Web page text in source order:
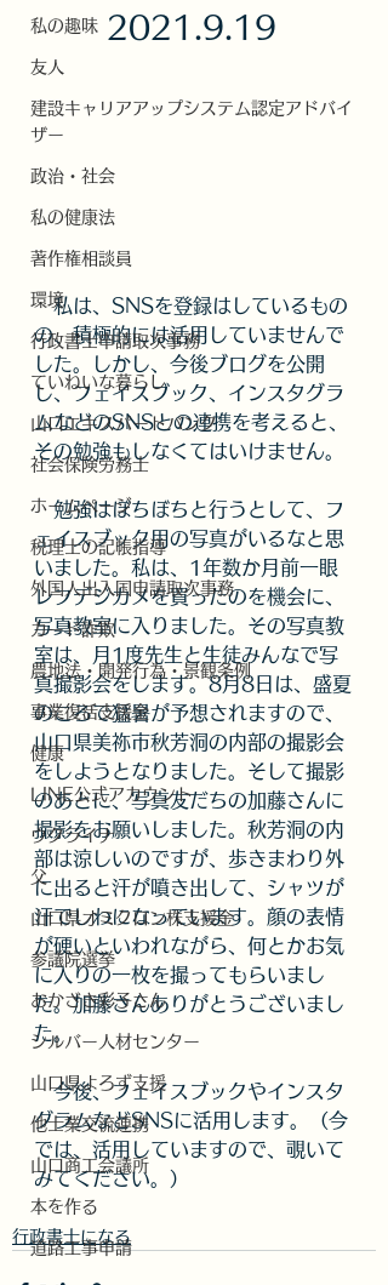
私の趣味
友人
建設キャリアアップシステム認定アドバイ
ザー
政治・社会
私の健康法
著作権相談員
環境
行政書士申請取次事務
ていねいな暮らし
山口エキスパートバンク
社会保険労務士
ホームページ
税理士の記帳指導
外国人出入国申請取次事務
カード詐欺
農地法・開発行為・景観条例
事業復活支援金
健康
LINE公式アカウント
ウクライナ
父
山口県オミクロン株支援金
参議院選挙
おかざき彩子さん
シルバー人材センター
山口県よろず支援
他士業交流連携
山口商工会議所
本を作る
道路工事申請
2021.9.19
私は、SNSを登録はしているもの
の、積極的には活用していませんで
した。しかし、今後ブログを公開
し、フェイスブック、インスタグラ
ムなどのSNSとの連携を考えると、
その勉強もしなくてはいけません。
勉強はぼちぼちと行うとして、フ
ェイスブック用の写真がいるなと思
いました。私は、1年数か月前一眼
レフデジカメを買ったのを機会に、
写真教室に入りました。その写真教
室は、月1度先生と生徒みんなで写
真撮影会をします。8月8日は、盛夏
のころで猛暑が予想されますので、
山口県美祢市秋芳洞の内部の撮影会
をしようとなりました。そして撮影
のあとに、写真友だちの加藤さんに
撮影をお願いしました。秋芳洞の内
部は涼しいのですが、歩きまわり外
に出ると汗が噴き出して、シャツが
汗でしわになっています。顔の表情
が硬いといわれながら、何とかお気
に入りの一枚を撮ってもらいまし
た。加藤さんありがとうございまし
た。
今後、フェイスブックやインスタ
グラムなどSNSに活用します。（今
では、活用していますので、覗いて
みてください。）
行政書士になる